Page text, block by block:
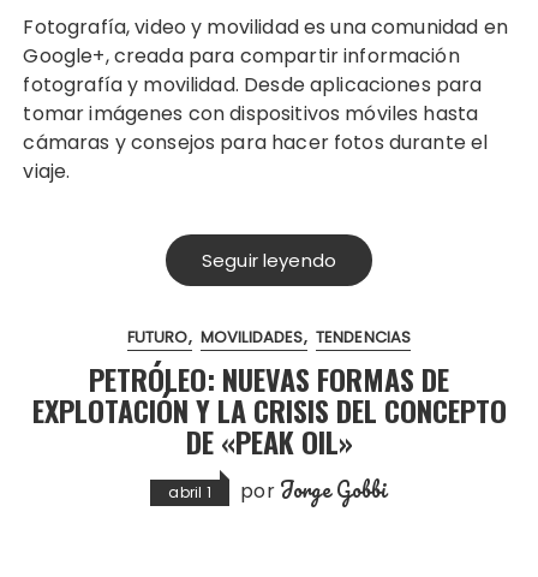
Fotografía, video y movilidad es una comunidad en
Google+, creada para compartir información
fotografía y movilidad. Desde aplicaciones para
tomar imágenes con dispositivos móviles hasta
cámaras y consejos para hacer fotos durante el
viaje.
Seguir leyendo
FUTURO MOVILIDADES TENDENCIAS
PETRÓLEO: NUEVAS FORMAS DE
EXPLOTACIÓN Y LA CRISIS DEL CONCEPTO
DE «PEAK OIL»
abril 1 por Jorge Gobbi